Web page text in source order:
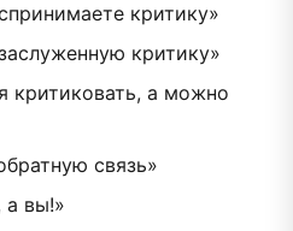
критику»
критику»
критиковать, а можно
связь»
а вы!»